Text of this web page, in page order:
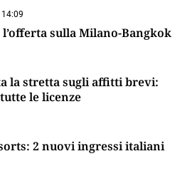
sulla Milano-Bangkok
la stretta sugli affitti brevi:
le licenze
2 nuovi ingressi italiani